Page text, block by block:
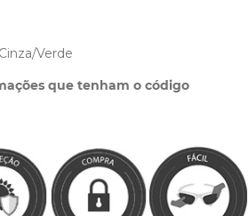
Cinza/Verde
que tenham o código